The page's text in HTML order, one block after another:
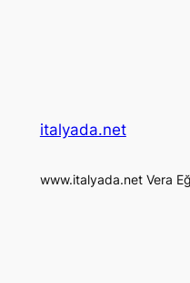
italyada.net
www.italyada.net Vera